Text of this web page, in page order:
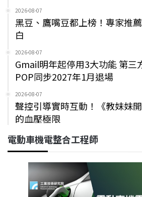
2026-08-07
黑豆、鷹嘴豆都上榜！專家推
白
2026-08-07
Gmail明年起停用3大功能 第三
POP同步2027年1月退場
2026-08-07
聲控引導實時互動！《教妹妹
的血壓極限
電動車機電整合工程師